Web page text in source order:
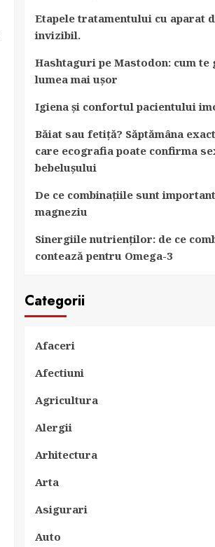
Etapele tratamentului cu aparat
invizibil.
Hashtaguri pe Mastodon: cum te
lumea mai ușor
Igiena și confortul pacientului
Băiat sau fetiță? Săptămâna
care ecografia poate confirma
bebelușului
De ce combinațiile sunt
magneziu
Sinergiile nutrienților: de ce
contează pentru Omega-3
Categorii
Afaceri
Afectiuni
Agricultura
Alergii
Arhitectura
Arta
Asigurari
Auto